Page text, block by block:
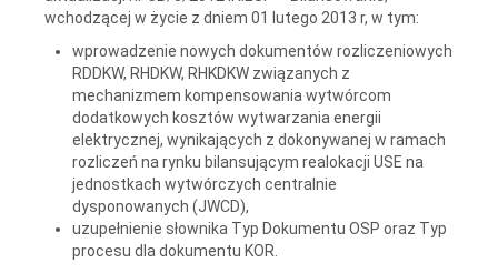
wchodzącej w życie z dniem 01 lutego 2013 r, w tym:
wprowadzenie nowych dokumentów rozliczeniowych
RDDKW, RHDKW, RHKDKW związanych z
mechanizmem kompensowania wytwórcom
dodatkowych kosztów wytwarzania energii
elektrycznej, wynikających z dokonywanej w ramach
rozliczeń na rynku bilansującym realokacji USE na
jednostkach wytwórczych centralnie
dysponowanych (JWCD),
uzupełnienie słownika Typ Dokumentu OSP oraz Typ
procesu dla dokumentu KOR.